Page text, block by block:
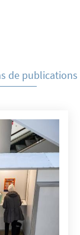
de publications